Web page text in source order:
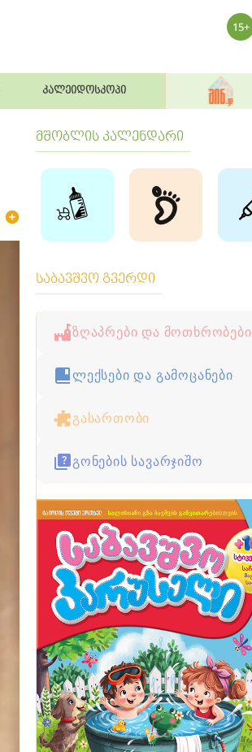
კალეიდოსკოპი
მშობლის კალენდარი
საბავშვო გვერდი
ზღაპრები და მოთხრობები
ლექსები და გამოცანები
გასართობი
გონების სავარჯიშო